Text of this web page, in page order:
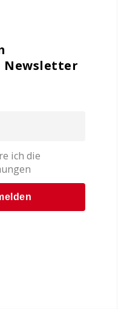
Newsletter
ich die